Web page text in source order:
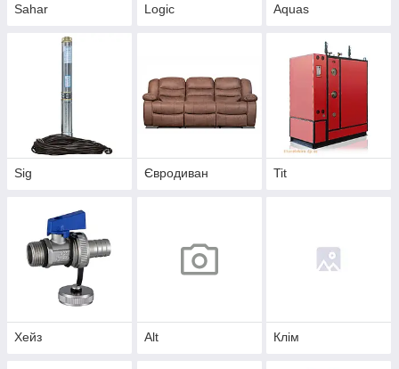
Sahar Logic Aquas
Sig Євродиван Tit
Хейз Alt Клім